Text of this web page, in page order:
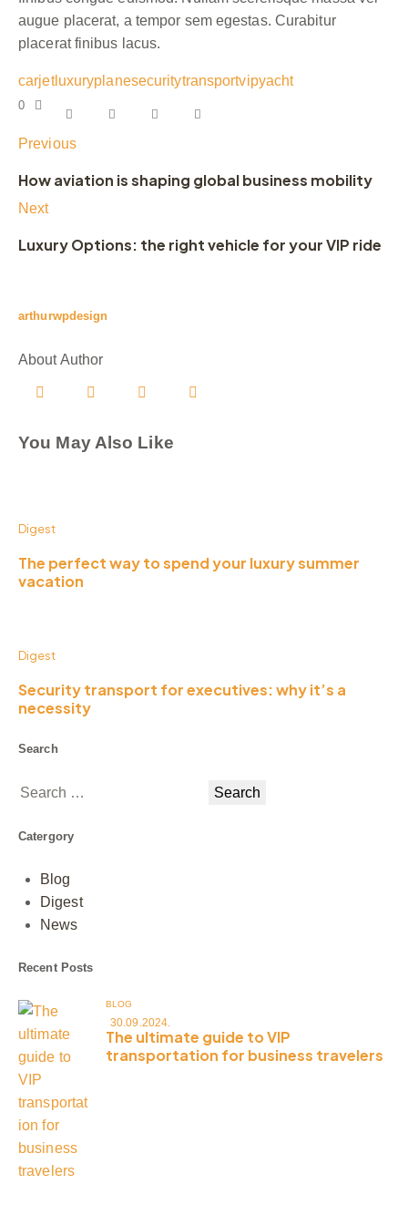
augue placerat, a tempor sem egestas. Curabitur
placerat finibus lacus.
carjetluxuryplanesecuritytransportvipyacht
0
Previous
How aviation is shaping global business mobility
Next
Luxury Options: the right vehicle for your VIP ride
arthurwpdesign
About Author
You May Also Like
Digest
The perfect way to spend your luxury summer
vacation
Digest
Security transport for executives: why it’s a
necessity
Search
Catergory
Blog
Digest
News
Recent Posts
BLOG
30.09.2024.
The ultimate guide to VIP
transportation for business travelers